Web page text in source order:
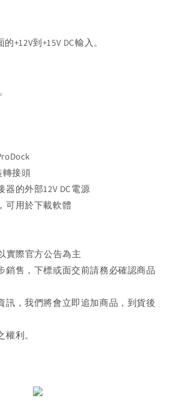
+12V到+15V DC輸入。
轉接頭
的外部12V DC電源
可用於下載軟體
實際官方公告為主
銷售，下標或面交前請務必確認商品
訊，我們將會立即追加商品，到貨後
利。